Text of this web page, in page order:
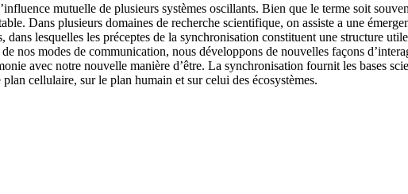
mutuelle de plusieurs systèmes oscillants. Bien que le terme soit
Dans plusieurs domaines de recherche scientifique, on assiste a une
lesquelles les préceptes de la synchronisation constituent une structure
nos modes de communication, nous développons de nouvelles façons
avec notre nouvelle manière d’être. La synchronisation fournit les bases
cellulaire, sur le plan humain et sur celui des écosystèmes.